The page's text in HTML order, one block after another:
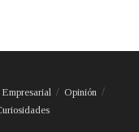
Empresarial
Opinión